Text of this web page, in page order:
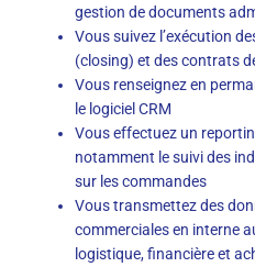
gestion de documents
Vous suivez l’exécution
(closing) et des contrats
Vous renseignez en
le logiciel CRM
Vous effectuez un
notamment le suivi des
sur les commandes
Vous transmettez des
commerciales en interne
logistique, financière et